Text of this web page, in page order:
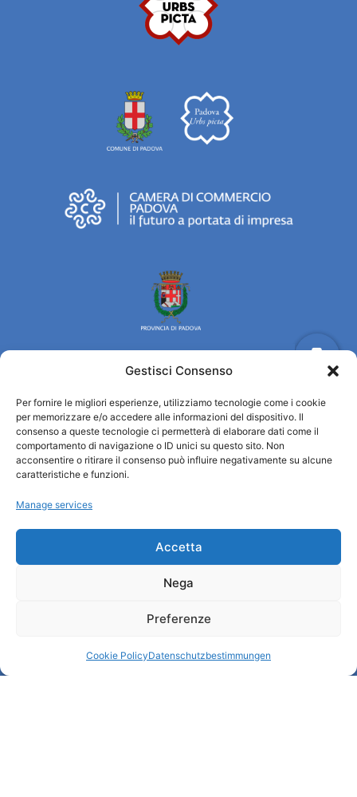
Gestisci Consenso
Per fornire le migliori esperienze, utilizziamo tecnologie come i cookie
per memorizzare e/o accedere alle informazioni del dispositivo. Il
consenso a queste tecnologie ci permetterà di elaborare dati come il
comportamento di navigazione o ID unici su questo sito. Non
acconsentire o ritirare il consenso può influire negativamente su alcune
caratteristiche e funzioni.
Manage services
Accetta
Nega
Preferenze
Cookie PolicyDatenschutzbestimmungen
Turismo Padova
Wer sind wir
Informationsbüro und touristenempfang / IAT
Datenschutzbestimmungen
Credits
Transparente Verwaltung
Touristenempfang und nützliche Informationen
Broschüren herunterladen